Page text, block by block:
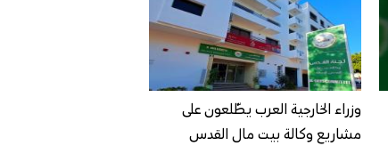
وزراء الخارجية العرب يطّلعون على
مشاريع وكالة بيت مال القدس